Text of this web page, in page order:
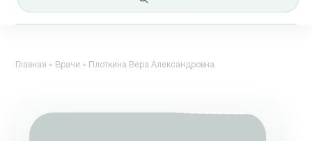
Главная » Врачи » Плоткина Вера Александровна